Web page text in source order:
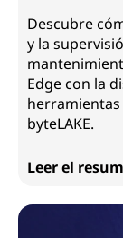
Descubre
y la
Edge con la
byteLAKE.
Leer el